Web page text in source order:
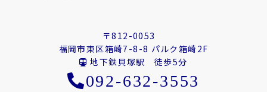
〒812-0053
福岡市東区箱崎7-8-8 パルク箱崎2F
地下鉄貝塚駅 徒歩5分
092-632-3553